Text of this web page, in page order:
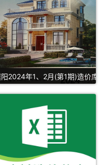
格下载
2024年1、2月(第1期)造价库